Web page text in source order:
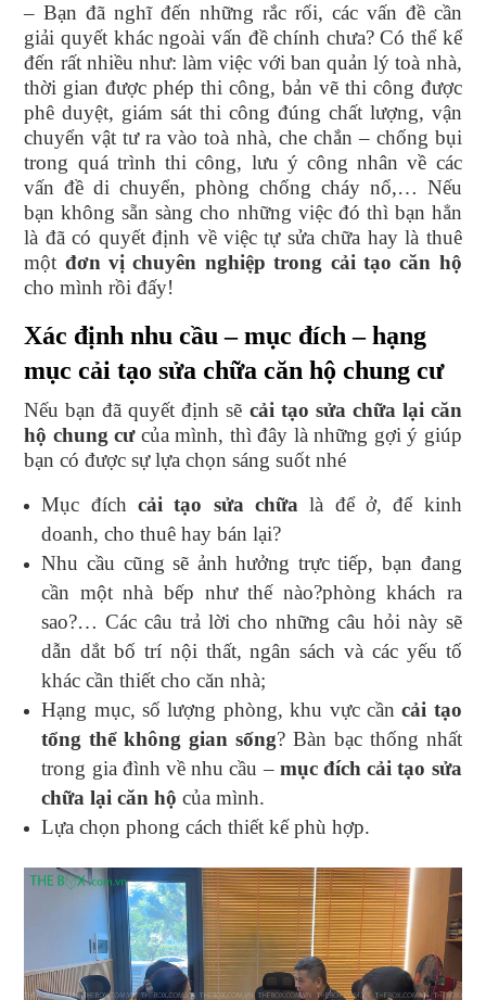
– Bạn đã nghĩ đến những rắc rối, các vấn đề cần
giải quyết khác ngoài vấn đề chính chưa? Có thể kể
đến rất nhiều như: làm việc với ban quản lý toà nhà,
thời gian được phép thi công, bản vẽ thi công được
phê duyệt, giám sát thi công đúng chất lượng, vận
chuyển vật tư ra vào toà nhà, che chắn – chống bụi
trong quá trình thi công, lưu ý công nhân về các
vấn đề di chuyển, phòng chống cháy nổ,… Nếu
bạn không sẵn sàng cho những việc đó thì bạn hẳn
là đã có quyết định về việc tự sửa chữa hay là thuê
một đơn vị chuyên nghiệp trong cải tạo căn hộ
cho mình rồi đấy!
Xác định nhu cầu – mục đích – hạng
mục cải tạo sửa chữa căn hộ chung cư
Nếu bạn đã quyết định sẽ cải tạo sửa chữa lại căn
hộ chung cưcủa mình, thì đây là những gợi ý giúp
bạn có được sự lựa chọn sáng suốt nhé
Mục đíchcải tạo sửa chữalà để ở, để kinh
doanh, cho thuê hay bán lại?
Nhu cầu cũng sẽ ảnh hưởng trực tiếp, bạn đang
cần một nhà bếp như thế nào?phòng khách ra
sao?… Các câu trả lời cho những câu hỏi này sẽ
dẫn dắt bố trí nội thất, ngân sách và các yếu tố
khác cần thiết cho căn nhà;
Hạng mục, số lượng phòng, khu vực cầncải tạo
tổng thể không gian sống? Bàn bạc thống nhất
trong gia đình về nhu cầu – mục đích cải tạo sửa
chữa lại căn hộcủa mình.
Lựa chọn phong cách thiết kế phù hợp.